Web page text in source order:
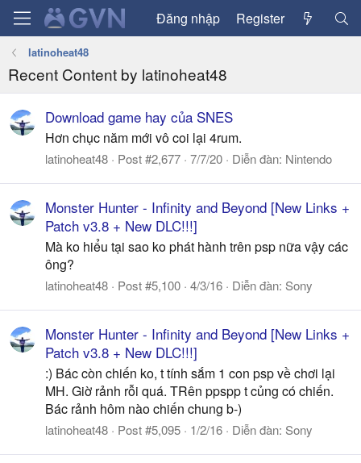
Đăng nhập Register
latinoheat48
Recent Content by latinoheat48
Download game hay của SNES
Hơn chục năm mới vô coi lại 4rum.
latinoheat48 Post #2,677 7/7/20 Diễn đàn: Nintendo
Monster Hunter - Infinity and Beyond [New Links +
Patch v3.8 + New DLC!!!]
Mà ko hiểu tại sao ko phát hành trên psp nữa vậy các
ông?
latinoheat48 Post #5,100 4/3/16 Diễn đàn: Sony
Monster Hunter - Infinity and Beyond [New Links +
Patch v3.8 + New DLC!!!]
:) Bác còn chiến ko, t tính sắm 1 con psp về chơi lại
MH. Giờ rảnh rỗi quá. TRên ppspp t củng có chiến.
Bác rảnh hôm nào chiến chung b-)
latinoheat48 Post #5,095 1/2/16 Diễn đàn: Sony